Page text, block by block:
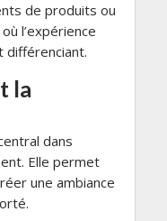
de produits ou
l’expérience
différenciant.
la
dans
Elle permet
une ambiance